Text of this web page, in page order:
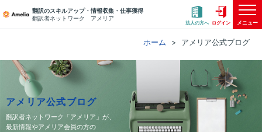
翻訳のスキルアップ・情報収集・仕事獲得
翻訳者ネットワーク アメリア
法人の方へ ログイン メニュー
ホーム アメリア公式ブログ
アメリア公式ブログ
翻訳者ネットワーク「アメリア」が、
最新情報やアメリア会員の方の